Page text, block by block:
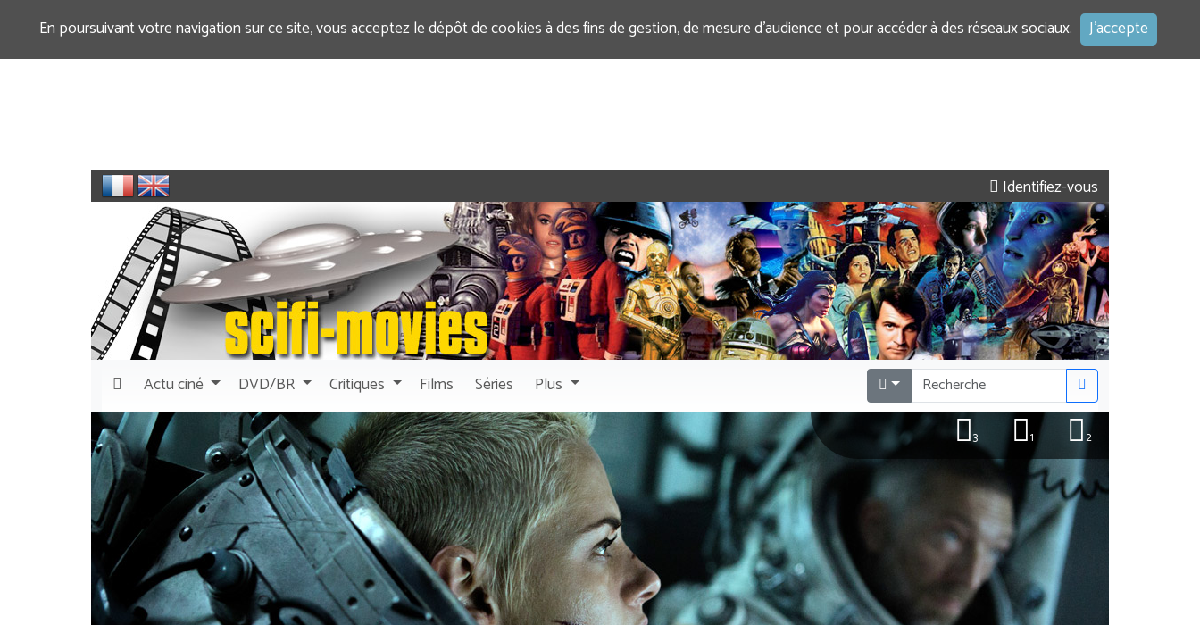
En poursuivant votre navigation sur ce site, vous acceptez le dépôt de cookies à des fins de gestion, de mesure d’audience et pour accéder à des réseaux sociaux. J'accepte
Identifiez-vous
Actuciné DVD/BR Critiques Films Séries Plus
2
1
3